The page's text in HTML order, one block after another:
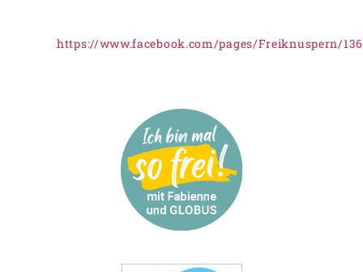
https://www.facebook.com/pages/Freiknuspern/